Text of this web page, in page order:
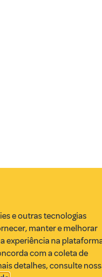
e outras tecnologias
manter e melhorar
experiência na
com a coleta de
detalhes, consulte